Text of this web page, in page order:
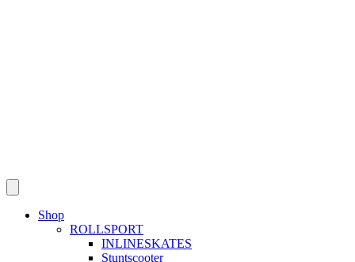
Shop
ROLLSPORT
INLINESKATES
Stuntscooter